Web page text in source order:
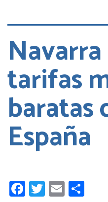
tarifas
baratas
España
Facebook
Twitter
Email